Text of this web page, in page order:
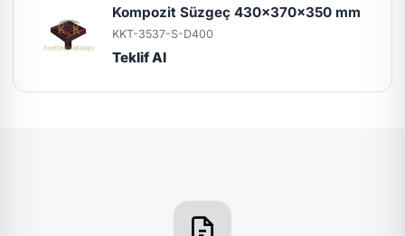
Kompozit Süzgeç 430x370x350 mm
KKT-3537-S-D400
Teklif Al